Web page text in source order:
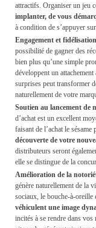
attractifs. Organiser un jeu
implanter, de vous
à condition de s’appuyer
Engagement et
possibilité de gagner des
bien plus qu’une simple
développent un
surprises peut transformer
naturellement de votre
Soutien au lancement de
d’achat est un excellent
faisant de l’achat le
découverte de votre
distributeurs seront
elle se distingue de la
Amélioration de la
génère naturellement de la
sociaux, le bouche-à-oreille
véhiculent une image
incités à se rendre dans